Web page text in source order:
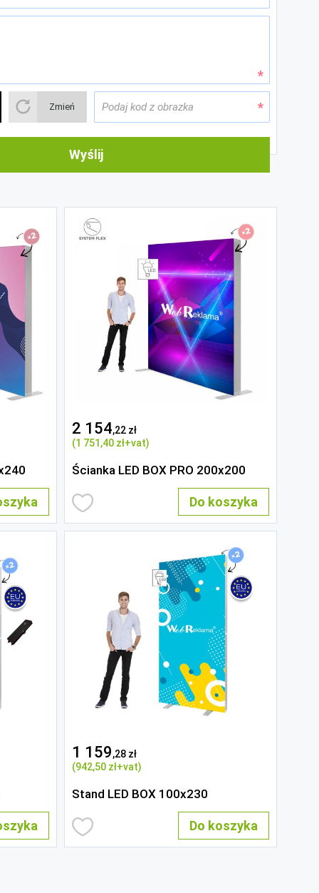
Zmień
Wyślij
czemu jest doskonale naciągnięty na konstrukcji
stabilności i długowieczności tego
narożnych łączników zawiasami.
2 154,22 zł
(1 751 ,40 zł+vat)
Ścianka LED BOX PRO 200x200
Do koszyka
1 159,28 zł
(942,50 zł+vat)
Stand LED BOX 100x230
Do koszyka